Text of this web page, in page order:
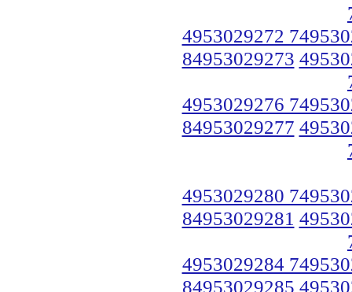
4953029272
84953029273
4953029276
84953029277
4953029280
84953029281
4953029284
84953029285